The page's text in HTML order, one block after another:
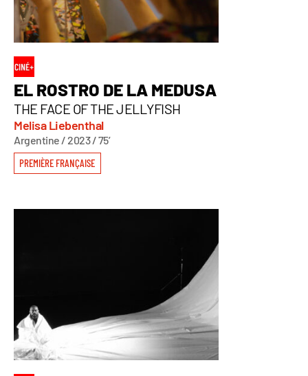
EL ROSTRO DE LA MEDUSA
THE FACE OF THE JELLYFISH
Melisa Liebenthal
Argentine / 2023 / 75’
PREMIÈRE FRANÇAISE